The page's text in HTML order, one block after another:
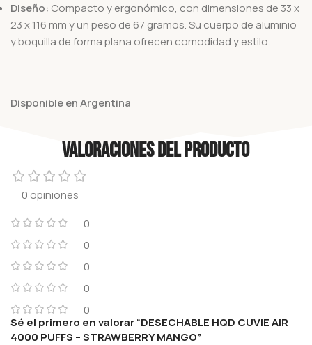
Diseño: Compacto y ergonómico, con dimensiones de 33 x
23 x 116 mm y un peso de 67 gramos. Su cuerpo de aluminio
y boquilla de forma plana ofrecen comodidad y estilo.
Disponible en Argentina
Valoraciones del producto
0 opiniones
0
0
0
0
0
Sé el primero en valorar “DESECHABLE HQD CUVIE AIR
4000 PUFFS – STRAWBERRY MANGO”